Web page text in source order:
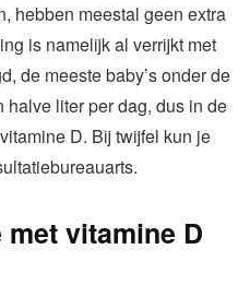
hebben meestal geen extra
is namelijk al verrijkt met
de meeste baby’s onder de
liter per dag, dus in de
D. Bij twijfel kun je
vitamine D